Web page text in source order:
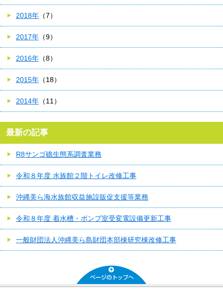
2018年 （7）
2017年 （9）
2016年 （8）
2015年 （18）
2014年 （11）
最新の記事
R8サンゴ礁生態系調査業務
令和８年度 水族館２階トイレ改修工事
沖縄美ら海水族館収益施設販促支援等業務
令和８年度 着水槽・ポンプ室受変電設備更新工事
一般財団法人沖縄美ら島財団本部棟研究棟改修工事